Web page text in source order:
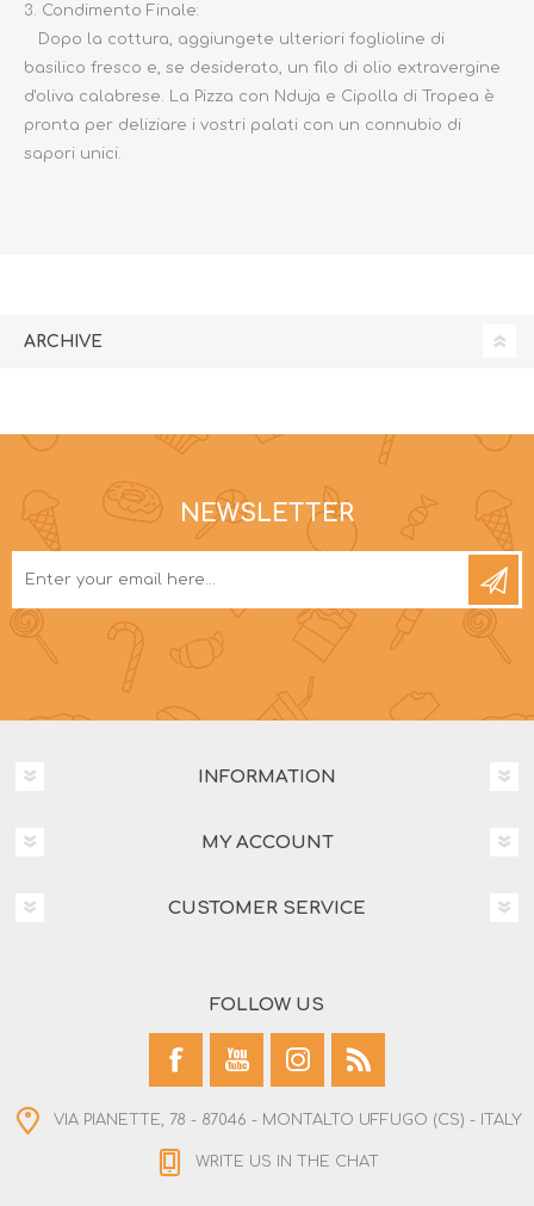
3. Condimento Finale:
Dopo la cottura, aggiungete ulteriori foglioline di
basilico fresco e, se desiderato, un filo di olio extravergine
d'oliva calabrese. La Pizza con Nduja e Cipolla di Tropea è
pronta per deliziare i vostri palati con un connubio di
sapori unici.
ARCHIVE
NEWSLETTER
INFORMATION
MY ACCOUNT
CUSTOMER SERVICE
FOLLOW US
VIA PIANETTE, 78 - 87046 - MONTALTO UFFUGO (CS) - ITALY
WRITE US IN THE CHAT